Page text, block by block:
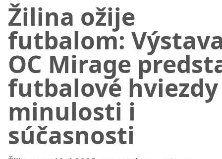
Žilina ožije
futbalom:
OC Mirage
futbalové hviezdy
minulosti i
súčasnosti